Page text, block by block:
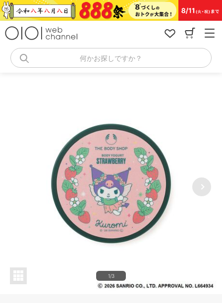
コ
ン
何かお探しですか？
1/3